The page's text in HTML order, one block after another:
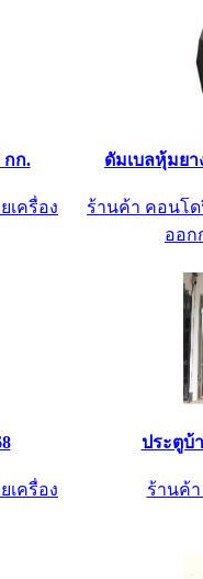
กก.
เครื่อง
ดัมเบลหุ้มยา
ร้านค้า คอนโด
ออก
เครื่อง
ประตูบ้
ร้านค้